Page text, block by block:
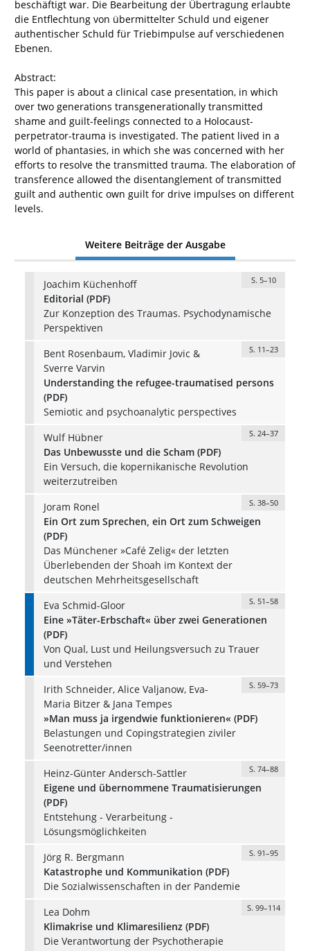
beschäftigt war. Die Bearbeitung der Übertragung erlaubte
die Entflechtung von übermittelter Schuld und eigener
authentischer Schuld für Triebimpulse auf verschiedenen
Ebenen.
Abstract:
This paper is about a clinical case presentation, in which
over two generations transgenerationally transmitted
shame and guilt-feelings connected to a Holocaust-
perpetrator-trauma is investigated. The patient lived in a
world of phantasies, in which she was concerned with her
efforts to resolve the transmitted trauma. The elaboration of
transference allowed the disentanglement of transmitted
guilt and authentic own guilt for drive impulses on different
levels.
Weitere Beiträge der Ausgabe
Joachim Küchenhoff S. 5–10
Editorial (PDF)
Zur Konzeption des Traumas. Psychodynamische
Perspektiven
Bent Rosenbaum, Vladimir Jovic &
Sverre Varvin
S. 11–23
Understanding the refugee-traumatised persons
(PDF)
Semiotic and psychoanalytic perspectives
Wulf Hübner
S. 24–37
Das Unbewusste und die Scham (PDF)
Ein Versuch, die kopernikanische Revolution
weiterzutreiben
Joram Ronel
S. 38–50
Ein Ort zum Sprechen, ein Ort zum Schweigen
(PDF)
Das Münchener »Café Zelig« der letzten
Überlebenden der Shoah im Kontext der
deutschen Mehrheitsgesellschaft
Eva Schmid-Gloor
S. 51–58
Eine »Täter-Erbschaft« über zwei Generationen
(PDF)
Von Qual, Lust und Heilungsversuch zu Trauer
und Verstehen
Irith Schneider, Alice Valjanow, Eva-
Maria Bitzer & Jana Tempes
S. 59–73
»Man muss ja irgendwie funktionieren« (PDF)
Belastungen und Copingstrategien ziviler
Seenotretter/innen
Heinz-Günter Andersch-Sattler
S. 74–88
Eigene und übernommene Traumatisierungen
(PDF)
Entstehung - Verarbeitung -
Lösungsmöglichkeiten
Jörg R. Bergmann
S. 91–95
Katastrophe und Kommunikation (PDF)
Die Sozialwissenschaften in der Pandemie
Lea Dohm
S. 99–114
Klimakrise und Klimaresilienz (PDF)
Die Verantwortung der Psychotherapie